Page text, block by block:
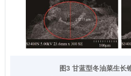
图3 甘蓝型冬油菜生长